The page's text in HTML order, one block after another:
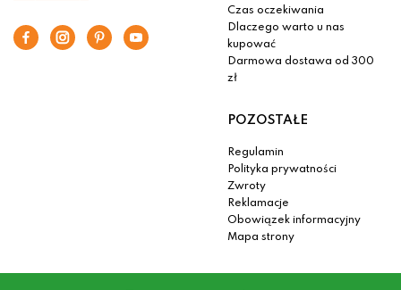
Czas oczekiwania
Dlaczego warto u nas
kupować
Darmowa dostawa od 300
zł
POZOSTAŁE
Regulamin
Polityka prywatności
Zwroty
Reklamacje
Obowiązek informacyjny
Mapa strony